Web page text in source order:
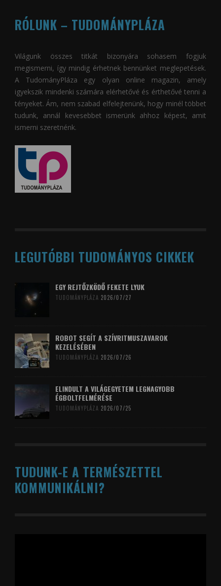
RÓLUNK – TUDOMÁNYPLÁZA
Világunk összes titkát bizonyára sohasem fogjuk
megismerni, így mindig érhetnek bennünket meglepetések.
A TudományPláza egy olyan online magazin, amely
igyekszik mindenki számára elérhetővé és érthetővé tenni a
tényeket. Ám, nem szabad elfelejtenünk, hogy minél többet
tudunk, annál kevesebbet ismerünk ahhoz képest, amit
ismerni szeretnénk.
LEGUTÓBBI TUDOMÁNYOS CIKKEK
EGY REJTŐZKÖDŐ FEKETE LYUK
TUDOMÁNYPLÁZA 2026/07/27
ROBOT SEGÍT A SZÍVRITMUSZAVAROK
KEZELÉSÉBEN
TUDOMÁNYPLÁZA 2026/07/26
ELINDULT A VILÁGEGYETEM LEGNAGYOBB
ÉGBOLTFELMÉRÉSE
TUDOMÁNYPLÁZA 2026/07/25
TUDUNK-E A TERMÉSZETTEL
KOMMUNIKÁLNI?